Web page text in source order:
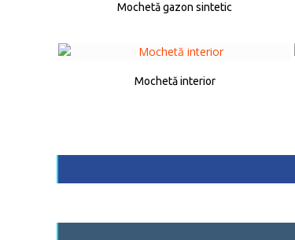
Mochetă gazon sintetic
Mochetă interior